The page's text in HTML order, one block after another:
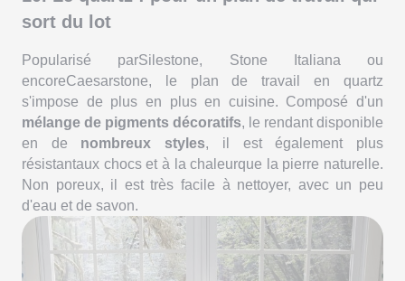
sort du lot
Popularisé parSilestone, Stone Italiana ou
encoreCaesarstone, le plan de travail en quartz
s'impose de plus en plus en cuisine. Composé d'un
mélange de pigments décoratifs, le rendant disponible
en de nombreux styles, il est également plus
résistantaux chocs et à la chaleurque la pierre naturelle.
Non poreux, il est très facile à nettoyer, avec un peu
d'eau et de savon.